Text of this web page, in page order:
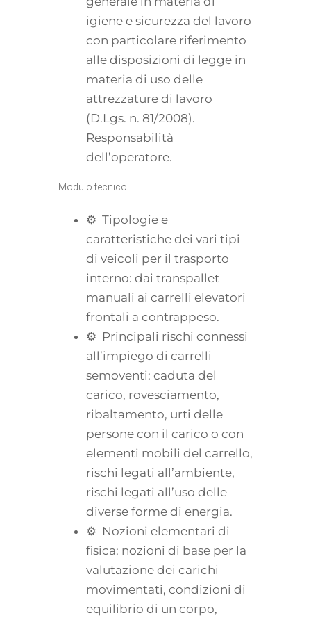
igiene e sicurezza del lavoro
con particolare riferimento
alle disposizioni di legge in
materia di uso delle
attrezzature di lavoro
(D.Lgs. n. 81/2008).
Responsabilità
dell’operatore.
Modulo tecnico:
⚙ Tipologie e
caratteristiche dei vari tipi
di veicoli per il trasporto
interno: dai transpallet
manuali ai carrelli elevatori
frontali a contrappeso.
⚙ Principali rischi connessi
all’impiego di carrelli
semoventi: caduta del
carico, rovesciamento,
ribaltamento, urti delle
persone con il carico o con
elementi mobili del carrello,
rischi legati all’ambiente,
rischi legati all’uso delle
diverse forme di energia.
⚙ Nozioni elementari di
fisica: nozioni di base per la
valutazione dei carichi
movimentati, condizioni di
equilibrio di un corpo,